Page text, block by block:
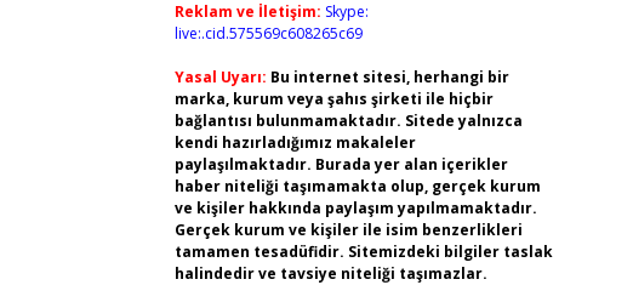
Reklam ve İletişim: Skype:
live:.cid.575569c608265c69
Yasal Uyarı: Bu internet sitesi, herhangi bir
marka, kurum veya şahıs şirketi ile hiçbir
bağlantısı bulunmamaktadır. Sitede yalnızca
kendi hazırladığımız makaleler
paylaşılmaktadır. Burada yer alan içerikler
haber niteliği taşımamakta olup, gerçek kurum
ve kişiler hakkında paylaşım yapılmamaktadır.
Gerçek kurum ve kişiler ile isim benzerlikleri
tamamen tesadüfidir. Sitemizdeki bilgiler taslak
halindedir ve tavsiye niteliği taşımazlar.